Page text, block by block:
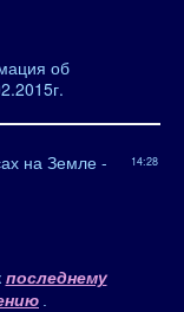
об
14:28
на Земле -
последнему